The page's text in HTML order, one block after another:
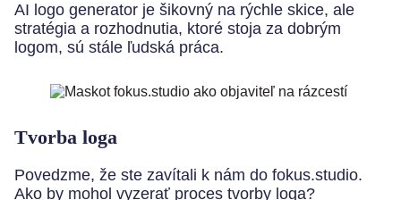
AI logo generator je šikovný na rýchle skice, ale
stratégia a rozhodnutia, ktoré stoja za dobrým
logom, sú stále ľudská práca.
Tvorba loga
Povedzme, že ste zavítali k nám do fokus.studio.
Ako by mohol vyzerať proces tvorby loga?